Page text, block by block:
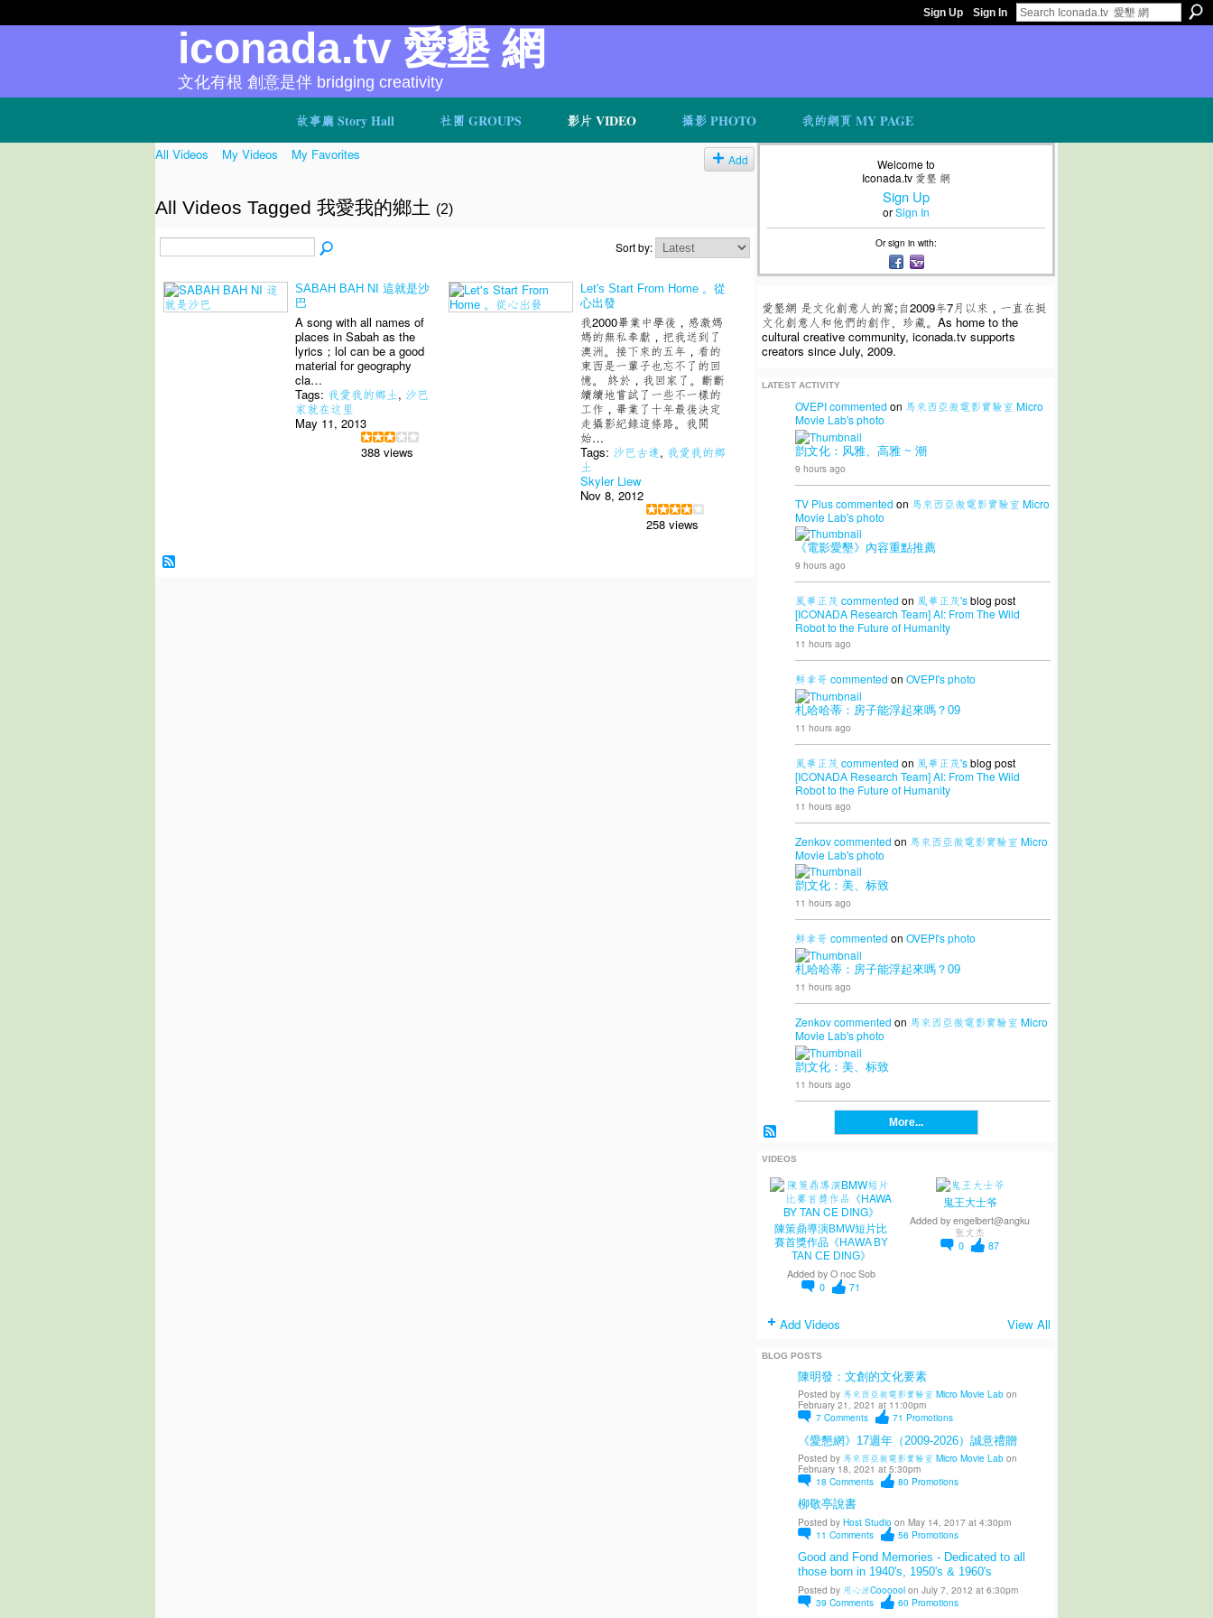
Sign Up Sign In
故事廳 Story Hall 社團 GROUPS 影片 VIDEO 攝影 PHOTO 我的網頁 MY PAGE
iconada.tv 愛墾 網
文化有根 創意是伴 bridging creativity
All Videos My Videos My Favorites Add
All Videos Tagged 我愛我的鄉土 (2)
Sort by:
SABAH BAH NI 這就是沙
巴
A song with all names of
places in Sabah as the
lyrics；lol can be a good
material for geography
cla…
Tags: 我愛我的鄉土, 沙巴
家就在这里
May 11, 2013
388 views
Let's Start From Home 。從
心出發
我2000畢業中學後，感激媽
媽的無私奉獻，把我送到了
澳洲。接下來的五年，看的
東西是一輩子也忘不了的回
憶。 終於，我回家了。斷斷
續續地嘗試了一些不一樣的
工作，畢業了十年最後決定
走攝影紀錄這條路。我開
始…
Tags: 沙巴古達, 我愛我的鄉
土
Skyler Liew
Nov 8, 2012
258 views
Welcome to
Iconada.tv 愛墾 網
Sign Up
orSign In
Or sign in with:
愛墾網 是文化創意人的窩;自2009年7月以來，一直在挺
文化創意人和他們的創作、珍藏。As home to the
cultural creative community, iconada.tv supports
creators since July, 2009.
LATEST ACTIVITY
OVEPIcommented on 馬來西亞微電影實驗室 Micro
Movie Lab'sphoto
韵文化：风雅、高雅 ~ 潮
9 hours ago
TV Pluscommented on 馬來西亞微電影實驗室 Micro
Movie Lab'sphoto
《電影愛墾》內容重點推薦
9 hours ago
風華正茂 commented on 風華正茂'sblog post
[ICONADA Research Team] AI: From The Wild
Robot to the Future of Humanity
11 hours ago
鮮拿哥 commented on OVEPI'sphoto
札哈哈蒂：房子能浮起來嗎？09
11 hours ago
風華正茂 commented on 風華正茂'sblog post
[ICONADA Research Team] AI: From The Wild
Robot to the Future of Humanity
11 hours ago
Zenkovcommented on 馬來西亞微電影實驗室 Micro
Movie Lab'sphoto
韵文化：美、标致
11 hours ago
鮮拿哥 commented on OVEPI'sphoto
札哈哈蒂：房子能浮起來嗎？09
11 hours ago
Zenkovcommented on 馬來西亞微電影實驗室 Micro
Movie Lab'sphoto
韵文化：美、标致
11 hours ago
More...
VIDEOS
陳策鼎導演BMW短片比
賽首獎作品《HAWA BY
TAN CE DING》
Added by O noc Sob
0
71
鬼王大士爷
Added byengelbert@angku
张文杰
0
87
Add Videos View All
BLOG POSTS
陳明發：文創的文化要素
Posted by 馬來西亞微電影實驗室 Micro Movie Labon
February 21, 2021 at 11:00pm
7 Comments 71 Promotions
《愛懇網》17週年（2009-2026）誠意禮贈
Posted by 馬來西亞微電影實驗室 Micro Movie Labon
February 18, 2021 at 5:30pm
18 Comments 80 Promotions
柳敬亭說書
Posted by Host Studioon May 14, 2017 at 4:30pm
11 Comments 56 Promotions
Good and Fond Memories - Dedicated to all
those born in 1940's, 1950's & 1960's
Posted by 用心涼Cooooolon July 7, 2012 at 6:30pm
39 Comments 60 Promotions